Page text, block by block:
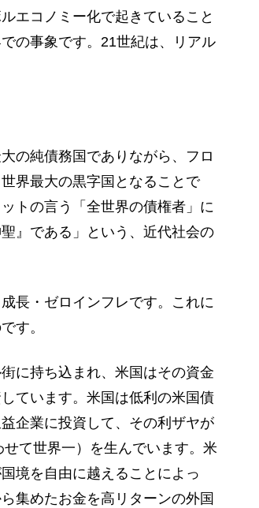
エコノミー化で起きていること
の事象です。21世紀は、リアル
の純債務国でありながら、フロ
界最大の黒字国となることで
トの言う「全世界の債権者」に
』である」という、近代社会の
長・ゼロインフレです。これに
す。
に持ち込まれ、米国はその資金
ています。米国は低利の米国債
企業に投資して、その利ザヤが
て世界一）を生んでいます。米
境を自由に越えることによっ
集めたお金を高リターンの外国